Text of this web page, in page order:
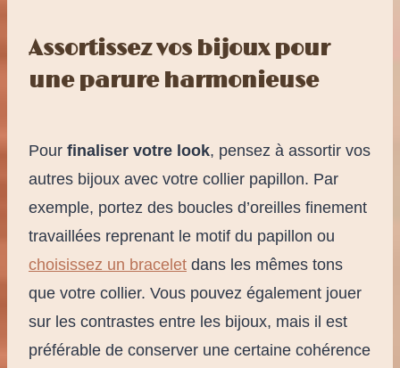
Assortissez vos bijoux pour
une parure harmonieuse
Pour finaliser votre look, pensez à assortir vos
autres bijoux avec votre collier papillon. Par
exemple, portez des boucles d’oreilles finement
travaillées reprenant le motif du papillon ou
choisissez un bracelet dans les mêmes tons
que votre collier. Vous pouvez également jouer
sur les contrastes entre les bijoux, mais il est
préférable de conserver une certaine cohérence